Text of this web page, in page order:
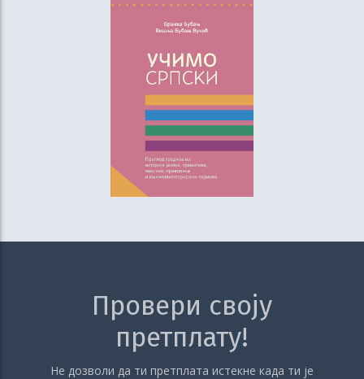
Провери своју
претплату!
Не дозволи да ти претплата истекне када ти је